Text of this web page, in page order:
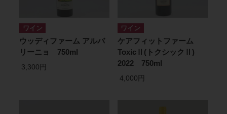
ワイン
ウッディファーム アルバ
リーニョ 750ml
3,300円
ワイン
ケアフィットファーム
ToxicⅡ(トクシックⅡ)
2022 750ml
4,000円